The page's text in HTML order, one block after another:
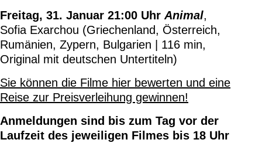
Freitag, 31. Januar 21:00 Uhr Animal,
Sofia Exarchou (Griechenland, Österreich,
Rumänien, Zypern, Bulgarien | 116 min,
Original mit deutschen Untertiteln)
Sie können die Filme hier bewerten und eine
Reise zur Preisverleihung gewinnen!
Anmeldungen sind bis zum Tag vor der
Laufzeit des jeweiligen Filmes bis 18 Uhr